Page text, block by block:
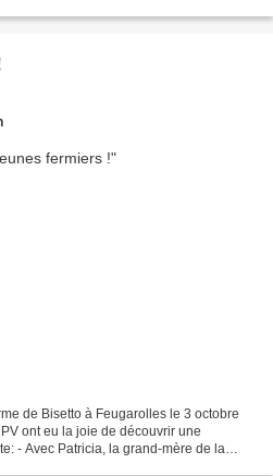
de Bisetto à Feugarolles le 3 octobre
ont eu la joie de découvrir une
- Avec Patricia, la grand-mère de la